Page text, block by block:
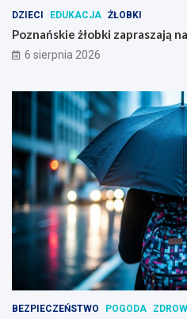
m
DZIECI EDUKACJA ŻŁOBKI
Poznańskie żłobki zapraszają
6 sierpnia 2026
BEZPIECZEŃSTWO POGODA